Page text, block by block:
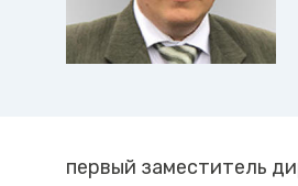
первый заместитель